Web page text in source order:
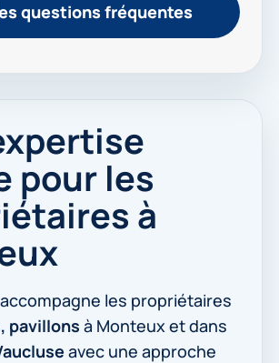
questions fréquentes
pour les
à
les propriétaires
pavillons à Monteux et dans
avec une approche